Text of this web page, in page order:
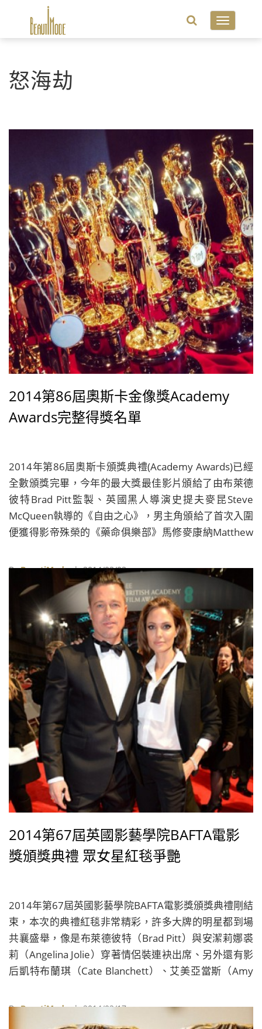
Toggle
怒海劫
2014第86屆奧斯卡金像獎Academy
Awards完整得獎名單
2014年第86屆奧斯卡頒獎典禮(Academy Awards)已經
全數頒獎完畢，今年的最大獎最佳影片頒給了由布萊德
彼特Brad Pitt監製、英國黑人導演史提夫麥昆Steve
McQueen執導的《自由之心》，男主角頒給了首次入圍
便獲得影帝殊榮的《藥命俱樂部》馬修麥康納Matthew
布蘭琪Cate Blanchett奪下；男配角則頒給了從獎季開
始便一路橫掃各大獎《藥命俱樂部》的 傑瑞李圖Jared
Leto；女配角頒給了首次入圍並在《自由之心》中有亮
眼表現的黑人女星露琵塔尼詠歐Lupita Nyong’o；至於
本屆的大贏家則為由導演艾方索柯朗Alfonso Cuarón執
導的科幻電影《地心引力》，除了拿下最佳導演外，其
他還有最佳Ă
ByBeautiMode| 2014/03/03
2014第67屆英國影藝學院BAFTA電影
獎頒獎典禮 眾女星紅毯爭艷
2014年第67屆英國影藝學院BAFTA電影獎頒獎典禮剛結
束，本次的典禮紅毯非常精彩，許多大牌的明星都到場
共襄盛舉，像是布萊德彼特（Brad Pitt）與安潔莉娜裘
莉（Angelina Jolie）穿著情侶裝連袂出席、另外還有影
后凱特布蘭琪（Cate Blanchett）、艾美亞當斯（Amy
Thurman）、湯姆漢克斯（Tom Hanks）、布萊德利庫
柏（Bradley Cooper）、李奧納多狄卡皮歐（Leonardo
ByBeautiMode| 2014/02/17